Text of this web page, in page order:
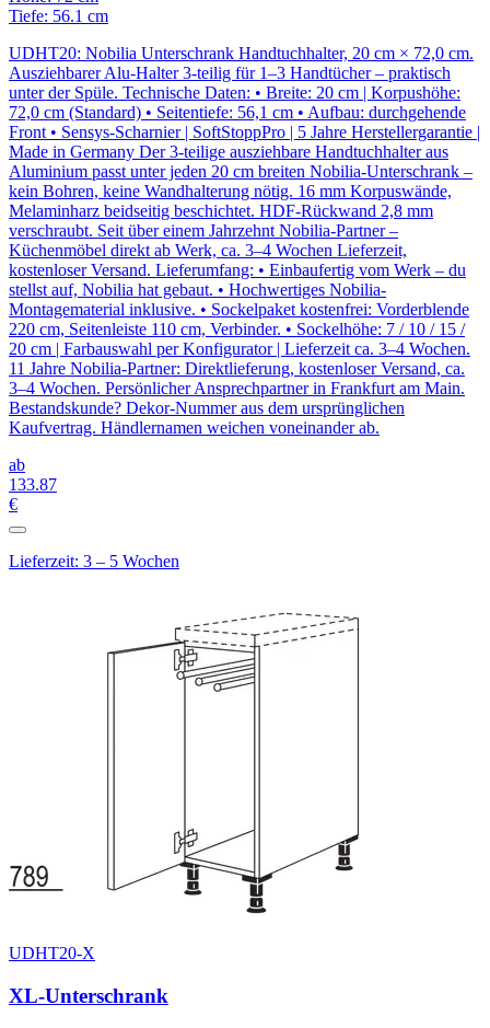
Tiefe: 56.1 cm
UDHT20: Nobilia Unterschrank Handtuchhalter, 20 cm × 72,0 cm.
Ausziehbarer Alu-Halter 3-teilig für 1–3 Handtücher – praktisch
unter der Spüle. Technische Daten: • Breite: 20 cm | Korpushöhe:
72,0 cm (Standard) • Seitentiefe: 56,1 cm • Aufbau: durchgehende
Front • Sensys-Scharnier | SoftStoppPro | 5 Jahre Herstellergarantie |
Made in Germany Der 3-teilige ausziehbare Handtuchhalter aus
Aluminium passt unter jeden 20 cm breiten Nobilia-Unterschrank –
kein Bohren, keine Wandhalterung nötig. 16 mm Korpuswände,
Melaminharz beidseitig beschichtet. HDF-Rückwand 2,8 mm
verschraubt. Seit über einem Jahrzehnt Nobilia-Partner –
Küchenmöbel direkt ab Werk, ca. 3–4 Wochen Lieferzeit,
kostenloser Versand. Lieferumfang: • Einbaufertig vom Werk – du
stellst auf, Nobilia hat gebaut. • Hochwertiges Nobilia-
Montagematerial inklusive. • Sockelpaket kostenfrei: Vorderblende
220 cm, Seitenleiste 110 cm, Verbinder. • Sockelhöhe: 7 / 10 / 15 /
20 cm | Farbauswahl per Konfigurator | Lieferzeit ca. 3–4 Wochen.
11 Jahre Nobilia-Partner: Direktlieferung, kostenloser Versand, ca.
3–4 Wochen. Persönlicher Ansprechpartner in Frankfurt am Main.
Bestandskunde? Dekor-Nummer aus dem ursprünglichen
Kaufvertrag. Händlernamen weichen voneinander ab.
ab
133.87
€
Lieferzeit: 3 – 5 Wochen
UDHT20-X
XL-Unterschrank